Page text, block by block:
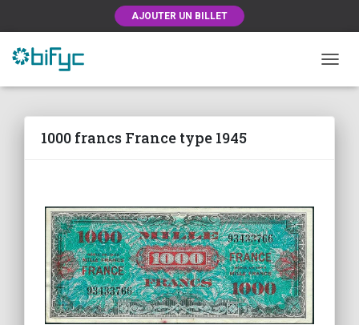
AJOUTER UN BILLET
1000 francs France type 1945